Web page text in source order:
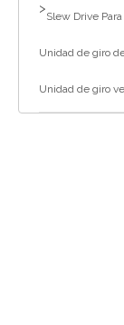
>
Slew Drive
Unidad de giro
Unidad de giro